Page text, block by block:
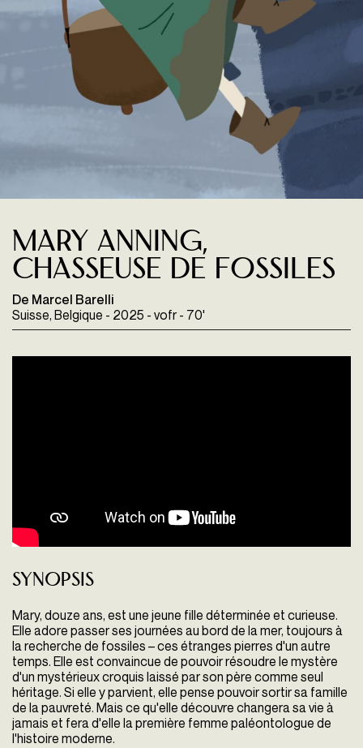
Mary Anning,
chasseuse de fossiles
De Marcel Barelli
Suisse, Belgique - 2025 - vofr - 70'
Synopsis
Mary, douze ans, est une jeune fille déterminée et curieuse.
Elle adore passer ses journées au bord de la mer, toujours à
la recherche de fossiles – ces étranges pierres d'un autre
temps. Elle est convaincue de pouvoir résoudre le mystère
d'un mystérieux croquis laissé par son père comme seul
héritage. Si elle y parvient, elle pense pouvoir sortir sa famille
de la pauvreté. Mais ce qu'elle découvre changera sa vie à
jamais et fera d'elle la première femme paléontologue de
l'histoire moderne.